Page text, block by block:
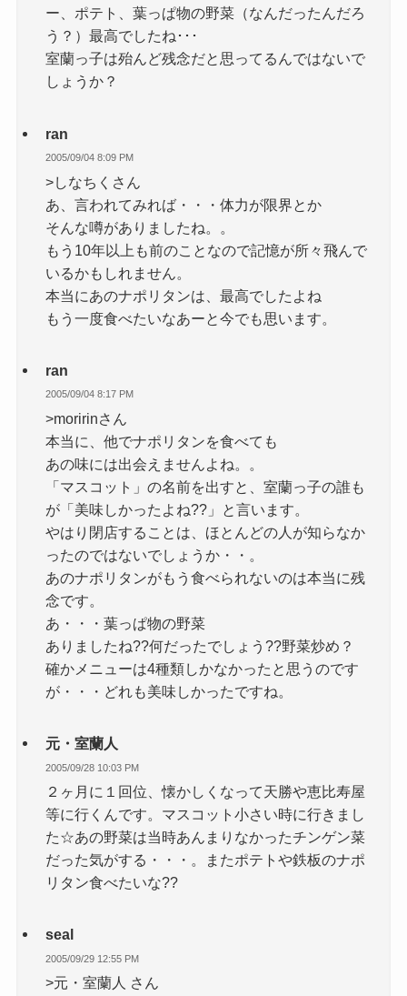
ー、ポテト、葉っぱ物の野菜（なんだったんだろ
う？）最高でしたね･･･
室蘭っ子は殆んど残念だと思ってるんではないで
しょうか？
ran
2005/09/04 8:09 PM
>しなちくさん
あ、言われてみれば・・・体力が限界とか
そんな噂がありましたね。。
もう10年以上も前のことなので記憶が所々飛んで
いるかもしれません。
本当にあのナポリタンは、最高でしたよね
もう一度食べたいなあーと今でも思います。
ran
2005/09/04 8:17 PM
>moririnさん
本当に、他でナポリタンを食べても
あの味には出会えませんよね。。
「マスコット」の名前を出すと、室蘭っ子の誰も
が「美味しかったよね??」と言います。
やはり閉店することは、ほとんどの人が知らなか
ったのではないでしょうか・・。
あのナポリタンがもう食べられないのは本当に残
念です。
あ・・・葉っぱ物の野菜
ありましたね??何だったでしょう??野菜炒め？
確かメニューは4種類しかなかったと思うのです
が・・・どれも美味しかったですね。
元・室蘭人
2005/09/28 10:03 PM
２ヶ月に１回位、懐かしくなって天勝や恵比寿屋
等に行くんです。マスコット小さい時に行きまし
た☆あの野菜は当時あんまりなかったチンゲン菜
だった気がする・・・。またポテトや鉄板のナポ
リタン食べたいな??
seal
2005/09/29 12:55 PM
>元・室蘭人 さん